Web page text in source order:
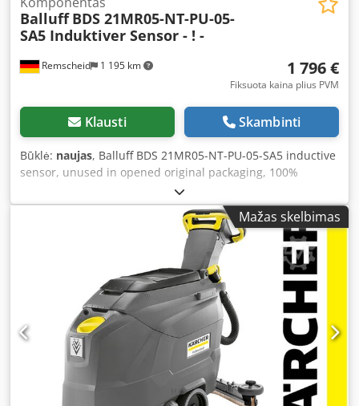
Remscheid 1 195 km
Balluff BDS 21MR05-NT-PU-05-
SA5 Induktiver Sensor - ! -
1 796 €
Fiksuota kaina plius PVM
Klausti Skambinti
Būklė: naujas, Balluff BDS 21MR05-NT-PU-05-SA5 inductive
sensor, unused in opened original packaging, 100%
functional, scope of delivery as per photos Cedpfoi D T
Dvex Am Terf
Mažas skelbimas